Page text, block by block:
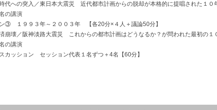
の突入／東日本大震災 近代都市計画からの脱却が本格的に提唱された１０
講演
③ １９９３年～２００３年 【各20分×４人＋議論50分】
／阪神淡路大震災 これからの都市計画はどうなるか？が問われた最初の１
講演
カッション セッション代表１名ずつ＋4名【60分】